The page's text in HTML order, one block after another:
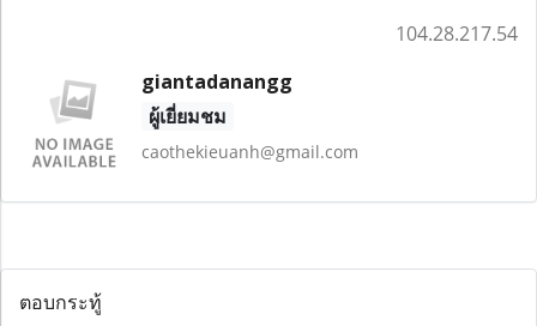
104.28.217.54
giantadanangg
ผู้เยี่ยมชม
caothekieuanh@gmail.com
ตอบกระทู้